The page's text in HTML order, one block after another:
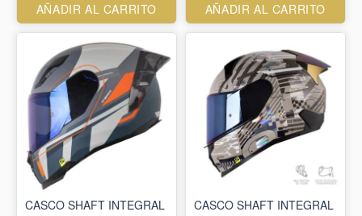
AÑADIR AL CARRITO AÑADIR AL CARRITO
CASCO SHAFT INTEGRAL
CASCO SHAFT INTEGRAL